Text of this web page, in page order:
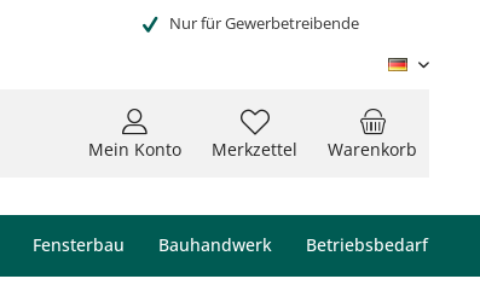
Nur für Gewerbetreibende
Warenkorb
Merkzettel
Mein Konto
Fensterbau Bauhandwerk Betriebsbedarf